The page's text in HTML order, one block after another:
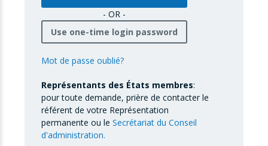
- OR -
Use one-time login password
Mot de passe oublié?
Représentants des États membres:
pour toute demande, prière de contacter le
référent de votre Représentation
permanente ou le Secrétariat du Conseil
d'administration.